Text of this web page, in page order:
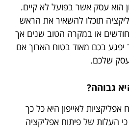
הוא עסק אשר בפועל לא קיים.
תוכלו להשאיר את הראש
או במקרה הטוב שנים אך
יפגע בכם מאוד בטוח הארוך אם
שלכם.
גבוהה?
לאייפון היא כל כך
העלות של פיתוח אפליקציה